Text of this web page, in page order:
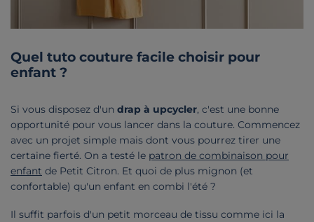
Quel tuto couture facile choisir pour
enfant ?
Si vous disposez d'un drap à upcycler, c'est une bonne
opportunité pour vous lancer dans la couture. Commencez
avec un projet simple mais dont vous pourrez tirer une
certaine fierté. On a testé le patron de combinaison pour
enfant de Petit Citron. Et quoi de plus mignon (et
confortable) qu'un enfant en combi l'été ?
Il suffit parfois d'un petit morceau de tissu comme ici la